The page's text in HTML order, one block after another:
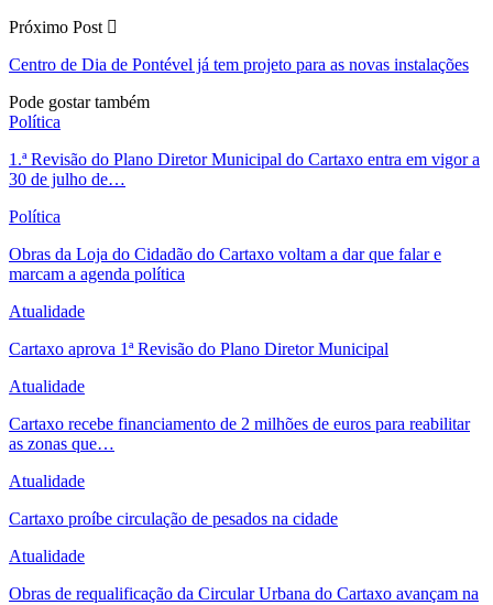
Próximo Post
Centro de Dia de Pontével já tem projeto para as novas instalações
Pode gostar também
Política
1.ª Revisão do Plano Diretor Municipal do Cartaxo entra em vigor a
30 de julho de…
Política
Obras da Loja do Cidadão do Cartaxo voltam a dar que falar e
marcam a agenda política
Atualidade
Cartaxo aprova 1ª Revisão do Plano Diretor Municipal
Atualidade
Cartaxo recebe financiamento de 2 milhões de euros para reabilitar
as zonas que…
Atualidade
Cartaxo proíbe circulação de pesados na cidade
Atualidade
Obras de requalificação da Circular Urbana do Cartaxo avançam na